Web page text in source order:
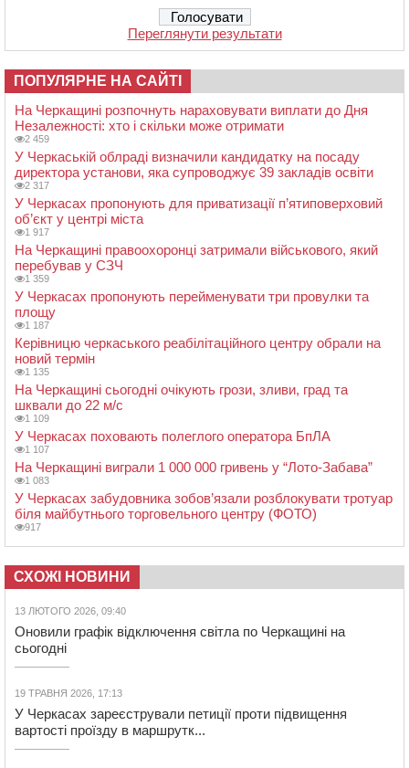
Переглянути результати
ПОПУЛЯРНЕ НА САЙТІ
На Черкащині розпочнуть нараховувати виплати до Дня
Незалежності: хто і скільки може отримати
2 459
У Черкаській облраді визначили кандидатку на посаду
директора установи, яка супроводжує 39 закладів освіти
2 317
У Черкасах пропонують для приватизації п’ятиповерховий
об’єкт у центрі міста
1 917
На Черкащині правоохоронці затримали військового, який
перебував у СЗЧ
1 359
У Черкасах пропонують перейменувати три провулки та
площу
1 187
Керівницю черкаського реабілітаційного центру обрали на
новий термін
1 135
На Черкащині сьогодні очікують грози, зливи, град та
шквали до 22 м/с
1 109
У Черкасах поховають полеглого оператора БпЛА
1 107
На Черкащині виграли 1 000 000 гривень у “Лото-Забава”
1 083
У Черкасах забудовника зобов’язали розблокувати тротуар
біля майбутнього торговельного центру (ФОТО)
917
СХОЖІ НОВИНИ
13 ЛЮТОГО 2026, 09:40
Оновили графік відключення світла по Черкащині на
сьогодні
19 ТРАВНЯ 2026, 17:13
У Черкасах зареєстрували петиції проти підвищення
вартості проїзду в маршрутк...